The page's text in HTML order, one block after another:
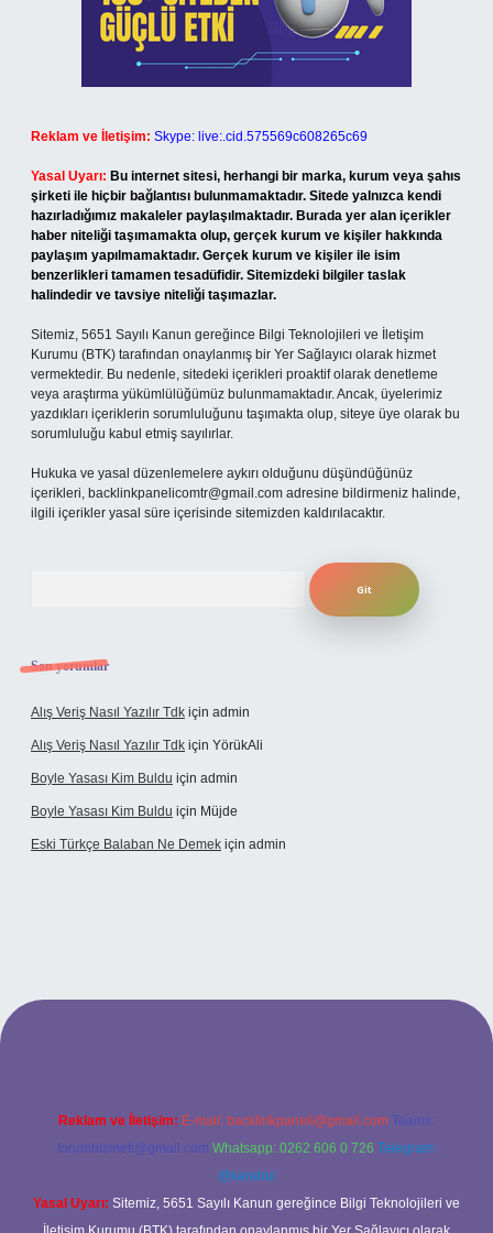
Reklam ve İletişim: Skype: live:.cid.575569c608265c69
Yasal Uyarı: Bu internet sitesi, herhangi bir marka, kurum veya şahıs
şirketi ile hiçbir bağlantısı bulunmamaktadır. Sitede yalnızca kendi
hazırladığımız makaleler paylaşılmaktadır. Burada yer alan içerikler
haber niteliği taşımamakta olup, gerçek kurum ve kişiler hakkında
paylaşım yapılmamaktadır. Gerçek kurum ve kişiler ile isim
benzerlikleri tamamen tesadüfidir. Sitemizdeki bilgiler taslak
halindedir ve tavsiye niteliği taşımazlar.
Sitemiz, 5651 Sayılı Kanun gereğince Bilgi Teknolojileri ve İletişim
Kurumu (BTK) tarafından onaylanmış bir Yer Sağlayıcı olarak hizmet
vermektedir. Bu nedenle, sitedeki içerikleri proaktif olarak denetleme
veya araştırma yükümlülüğümüz bulunmamaktadır. Ancak, üyelerimiz
yazdıkları içeriklerin sorumluluğunu taşımakta olup, siteye üye olarak bu
sorumluluğu kabul etmiş sayılırlar.
Hukuka ve yasal düzenlemelere aykırı olduğunu düşündüğünüz
içerikleri, backlinkpanelicomtr@gmail.com adresine bildirmeniz halinde,
ilgili içerikler yasal süre içerisinde sitemizden kaldırılacaktır.
Son yorumlar
Alış Veriş Nasıl Yazılır Tdk için admin
Alış Veriş Nasıl Yazılır Tdk için YörükAli
Boyle Yasası Kim Buldu için admin
Boyle Yasası Kim Buldu için Müjde
Eski Türkçe Balaban Ne Demek için admin
casino
Reklam ve İletişim: E-mail: backlinkpaneli@gmail.com Teams:
forumhizmeti@gmail.com Whatsapp: 0262 606 0 726 Telegram:
@karabul
Yasal Uyarı: Sitemiz, 5651 Sayılı Kanun gereğince Bilgi Teknolojileri ve